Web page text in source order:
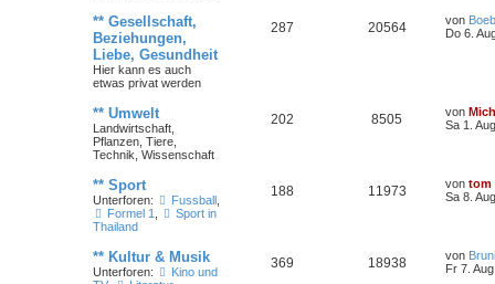
** Gesellschaft,
Beziehungen,
Liebe, Gesundheit
Hier kann es auch
etwas privat werden
287 20564 von
Do 6.
** Umwelt
Landwirtschaft,
Pflanzen, Tiere,
Technik, Wissenschaft
202 8505 von
Sa 1.
** Sport
Unterforen: Fussball
Formel 1
Sport in
Thailand
188 11973 von tom
Sa 8.
** Kultur & Musik
Unterforen:
Kino und
369 18938 von
Fr 7.